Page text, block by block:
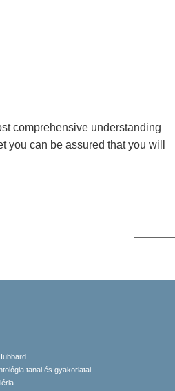
comprehensive understanding
you can be assured that you will
tanai és gyakorlatai